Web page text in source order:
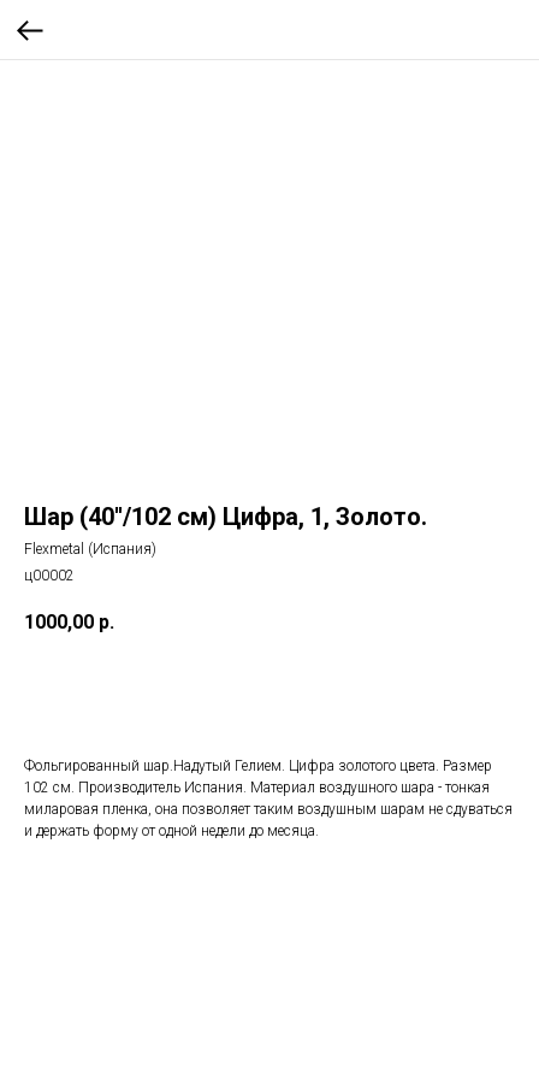
Шар (40''/102 см) Цифра, 1, Золото.
Flexmetal (Испания)
ц00002
1000,00 р.
Фольгированный шар.Надутый Гелием. Цифра золотого цвета. Размер
102 см. Производитель Испания. Материал воздушного шара - тонкая
миларовая пленка, она позволяет таким воздушным шарам не сдуваться
и держать форму от одной недели до месяца.